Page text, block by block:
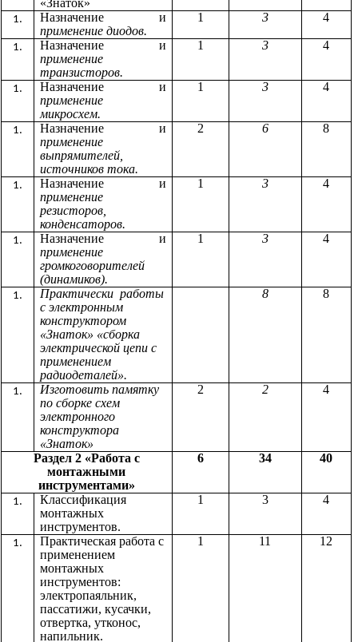
Назначение и
применение диодов.
1 3 4
Назначение и
применение
транзисторов.
1 3 4
Назначение и
применение
микросхем.
1 3 4
Назначение и
применение
выпрямителей,
источников тока.
2 6 8
Назначение и
применение
резисторов,
конденсаторов.
1 3 4
Назначение и
применение
громкоговорителей
(динамиков).
1 3 4
Практически работы
с электронным
конструктором
«Знаток» «сборка
электрической цепи с
применением
радиодеталей».
8 8
Изготовить памятку
по сборке схем
электронного
конструктора
«Знаток»
2 2 4
Раздел 2 «Работа с
монтажными
инструментами»
6 34 40
Классификация
монтажных
инструментов.
1 3 4
Практическая работа с
применением
монтажных
инструментов:
электропаяльник,
пассатижи, кусачки,
отвертка, утконос,
напильник.
1 11 12